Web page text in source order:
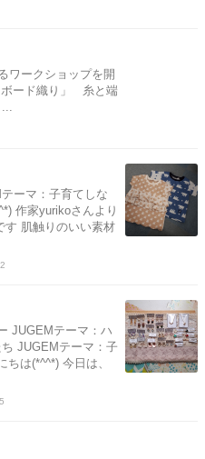
ワークショップを開
ード織り」 糸と端
ーマ：子育てしな
作家yurikoさんより
肌触りのいい素材
JUGEMテーマ：ハ
JUGEMテーマ：子
は(*^^*) 今日は、